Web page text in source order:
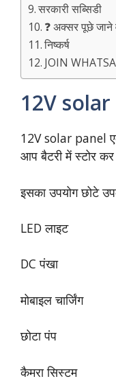
सरकारी सब्सिडी
❓ अक्सर पूछे
निष्कर्ष
JOIN
12V solar
12V solar panel
आप बैटरी में स्टोर
इसका उपयोग छोटे
LED लाइट
DC पंखा
मोबाइल चार्जिंग
छोटा पंप
कैमरा सिस्टम